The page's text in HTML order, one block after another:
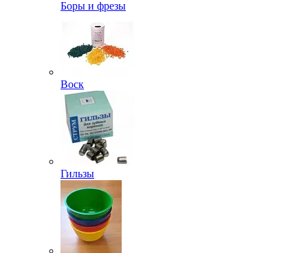
Боры и фрезы
Воск
Гильзы